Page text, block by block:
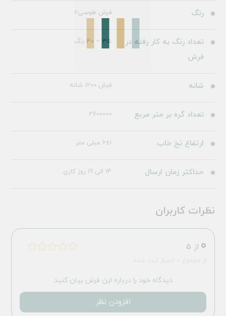
رنگ فرش طوسی2
تعداد رنگ به کار رفته در
فرش
35 ~ 40 رنگ
شانه فرش 1200 شانه
تعداد گره بر متر مربع 2700000
ارتفاع نخ خاب 6±1 میلی متر
حداکثر زمان ارسال 14 الی 19 روز کاری
نظرات کاربران
0 از 5
دیدگاه خود را درباره این فرش بیان کنید
افزودن نظر